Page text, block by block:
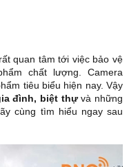
quan tâm tới việc bảo vệ
chất lượng. Camera
tiêu biểu hiện nay. Vậy
đình, biệt thựvà những
cùng tìm hiểu ngay sau